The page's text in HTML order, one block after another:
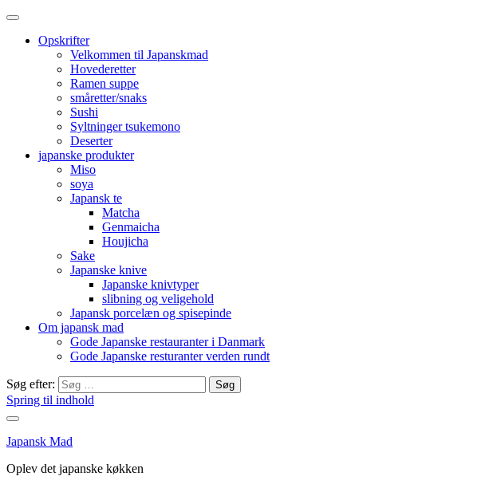
Opskrifter
Velkommen til Japanskmad
Hovederetter
Ramen suppe
småretter/snaks
Sushi
Syltninger tsukemono
Deserter
japanske produkter
Miso
soya
Japansk te
Matcha
Genmaicha
Houjicha
Sake
Japanske knive
Japanske knivtyper
slibning og veligehold
Japansk porcelæn og spisepinde
Om japansk mad
Gode Japanske restauranter i Danmark
Gode Japanske resturanter verden rundt
Søg efter:
Spring til indhold
Japansk Mad
Oplev det japanske køkken